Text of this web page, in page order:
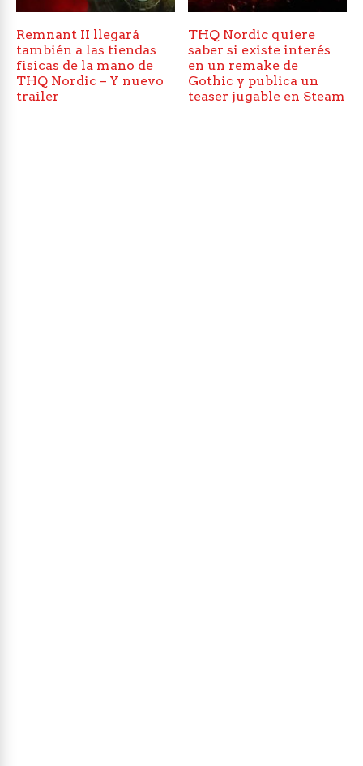
Remnant II llegará
también a las tiendas
fisicas de la mano de
THQ Nordic – Y nuevo
trailer
THQ Nordic quiere
saber si existe interés
en un remake de
Gothic y publica un
teaser jugable en Steam